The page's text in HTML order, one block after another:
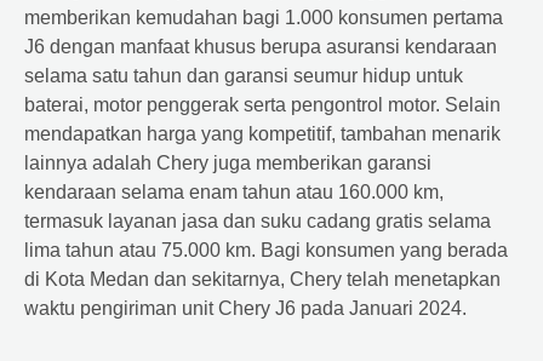
memberikan kemudahan bagi 1.000 konsumen pertama
J6 dengan manfaat khusus berupa asuransi kendaraan
selama satu tahun dan garansi seumur hidup untuk
baterai, motor penggerak serta pengontrol motor. Selain
mendapatkan harga yang kompetitif, tambahan menarik
lainnya adalah Chery juga memberikan garansi
kendaraan selama enam tahun atau 160.000 km,
termasuk layanan jasa dan suku cadang gratis selama
lima tahun atau 75.000 km. Bagi konsumen yang berada
di Kota Medan dan sekitarnya, Chery telah menetapkan
waktu pengiriman unitChery J6 pada Januari 2024.